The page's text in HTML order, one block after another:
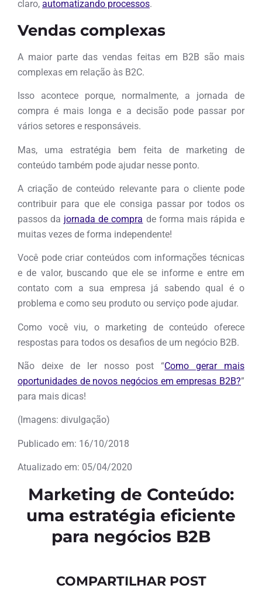
claro, automatizando processos.
Vendas complexas
A maior parte das vendas feitas em B2B são mais
complexas em relação às B2C.
Isso acontece porque, normalmente, a jornada de
compra é mais longa e a decisão pode passar por
vários setores e responsáveis.
Mas, uma estratégia bem feita de marketing de
conteúdo também pode ajudar nesse ponto.
A criação de conteúdo relevante para o cliente pode
contribuir para que ele consiga passar por todos os
passos da jornada de compra de forma mais rápida e
muitas vezes de forma independente!
Você pode criar conteúdos com informações técnicas
e de valor, buscando que ele se informe e entre em
contato com a sua empresa já sabendo qual é o
problema e como seu produto ou serviço pode ajudar.
Como você viu, o marketing de conteúdo oferece
respostas para todos os desafios de um negócio B2B.
Não deixe de ler nosso post “Como gerar mais
oportunidades de novos negócios em empresas B2B?”
para mais dicas!
(Imagens: divulgação)
Publicado em: 16/10/2018
Atualizado em: 05/04/2020
Marketing de Conteúdo:
uma estratégia eficiente
para negócios B2B
COMPARTILHAR POST